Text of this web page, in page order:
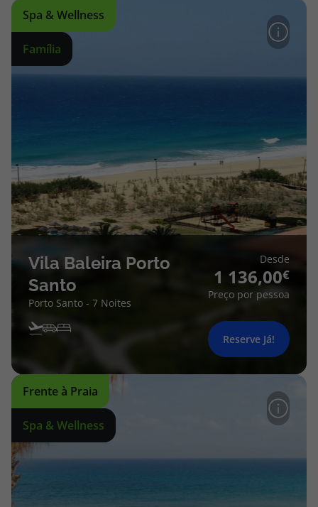
Spa & Wellness
Família
Vila Baleira Porto
Santo
Porto Santo - 7 Noites
Desde
1 136,00
Preço por pessoa
Reserve Já!
Frente à Praia
Spa & Wellness